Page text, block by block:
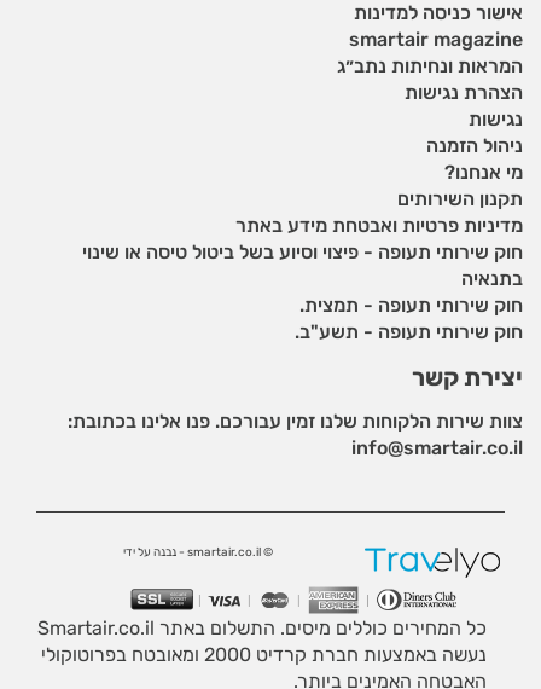
אישור כניסה למדינות
smartair magazine
המראות ונחיתות נתב״ג
הצהרת נגישות
נגישות
ניהול הזמנה
מי אנחנו?
תקנון השירותים
מדיניות פרטיות ואבטחת מידע באתר
חוק שירותי תעופה - פיצוי וסיוע בשל ביטול טיסה או שינוי
בתנאיה
חוק שירותי תעופה - תמצית.
חוק שירותי תעופה - תשע"ב.
יצירת קשר
צוות שירות הלקוחות שלנו זמין עבורכם. פנו אלינו בכתובת:
info@smartair.co.il
© smartair.co.il - נבנה על ידי
כל המחירים כוללים מיסים. התשלום באתר Smartair.co.il
נעשה באמצעות חברת קרדיט 2000 ומאובטח בפרוטוקולי
האבטחה האמינים ביותר.